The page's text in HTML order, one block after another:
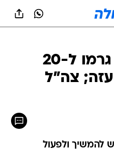
עפיפוני תבערה גרמו ל-20
צה"ל
להמשיך ולפעול